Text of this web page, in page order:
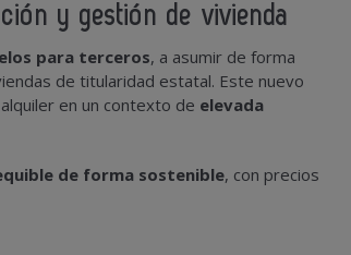
y gestión de vivienda
para terceros, a asumir de forma
de titularidad estatal. Este nuevo
en un contexto de elevada
de forma sostenible, con precios